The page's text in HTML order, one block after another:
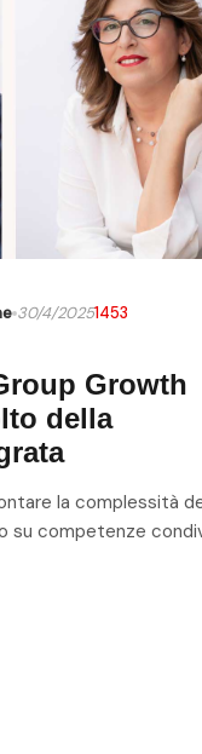
30/4/20251453
Growth
della
la complessità
su competenze